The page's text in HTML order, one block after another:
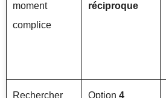
moment
complice
réciproque
Rechercher Option 4